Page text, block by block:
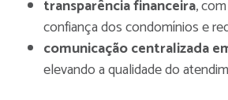
transparência financeira,
confiança dos condomínios e
comunicação centralizada
elevando a qualidade do